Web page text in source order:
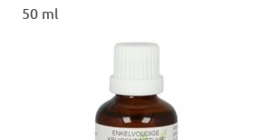
50 ml